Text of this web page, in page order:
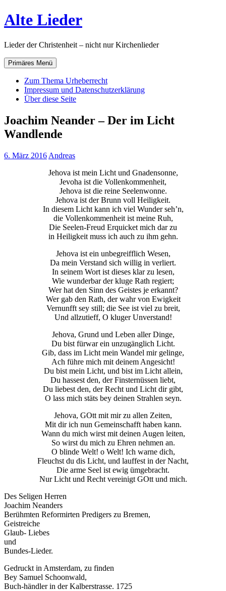
Zum
Inhalt
Alte Lieder
Lieder der Christenheit – nicht nur Kirchenlieder
Primäres Menü
Zum Thema Urheberrecht
Impressum und Datenschutzerklärung
Über diese Seite
Joachim Neander – Der im Licht
Wandlende
6. März 2016 Andreas
Jehova ist mein Licht und Gnadensonne,
Jevoha ist die Vollenkommenheit,
Jehova ist die reine Seelenwonne.
Jehova ist der Brunn voll Heiligkeit.
In diesem Licht kann ich viel Wunder seh’n,
die Vollenkommenheit ist meine Ruh,
Die Seelen-Freud Erquicket mich dar zu
in Heiligkeit muss ich auch zu ihm gehn.
Jehova ist ein unbegreifflich Wesen,
Da mein Verstand sich willig in verliert.
In seinem Wort ist dieses klar zu lesen,
Wie wunderbar der kluge Rath regiert;
Wer hat den Sinn des Geistes je erkannt?
Wer gab den Rath, der wahr von Ewigkeit
Vernunfft sey still; die See ist viel zu breit,
Und allzutieff, O kluger Unverstand!
Jehova, Grund und Leben aller Dinge,
Du bist fürwar ein unzugänglich Licht.
Gib, dass im Licht mein Wandel mir gelinge,
Ach führe mich mit deinem Angesicht!
Du bist mein Licht, und bist im Licht allein,
Du hassest den, der Finsternüssen liebt,
Du liebest den, der Recht und Licht dir gibt,
O lass mich stäts bey deinen Strahlen seyn.
Jehova, GOtt mit mir zu allen Zeiten,
Mit dir ich nun Gemeinschafft haben kann.
Wann du mich wirst mit deinen Augen leiten,
So wirst du mich zu Ehren nehmen an.
O blinde Welt! o Welt! Ich warne dich,
Fleuchst du dis Licht, und lauffest in der Nacht,
Die arme Seel ist ewig ümgebracht.
Nur Licht und Recht vereinigt GOtt und mich.
Des Seligen Herren
Joachim Neanders
Berühmten Reformirten Predigers zu Bremen,
Geistreiche
Glaub- Liebes
und
Bundes-Lieder.
Gedruckt in Amsterdam, zu finden
Bey Samuel Schoonwald,
Buch-händler in der Kalberstrasse. 1725